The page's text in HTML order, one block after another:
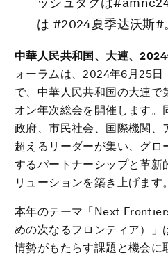
は #2024夏季达沃斯#
中華人民共和国、大連、2024
ォーラムは、2024年6月25日
で、中華人民共和国の大連で
オン年次総会を開催します。
政府、市民社会、国際機関、
超えるリーダーが集い、グロ
するパートナーシップと革新
リューションを築き上げます。
本年のテーマ「Next
めの次なるフロンティア）」
情勢がもたらす課題と機会に